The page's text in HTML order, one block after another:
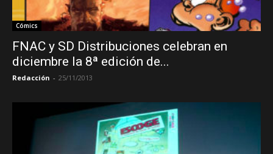
Cómics
FNAC y SD Distribuciones celebran en
diciembre la 8ª edición de...
Redacción - 25/11/2013